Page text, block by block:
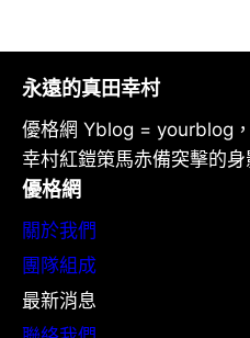
永遠的真田幸村
優格網 Yblog = yourblog
幸村紅鎧策馬赤備突擊的
優格網
關於我們
團隊組成
最新消息